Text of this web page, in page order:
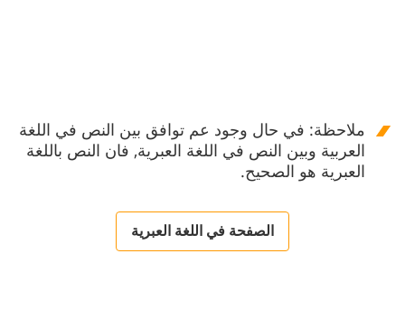
ملاحظة: في حال وجود عم توافق بين النص في اللغة
العربية وبين النص في اللغة العبرية, فان النص باللغة
العبرية هو الصحيح.
الصفحة في اللغة العبرية